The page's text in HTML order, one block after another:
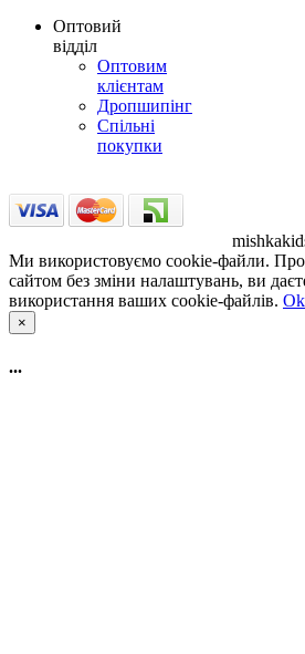
Оптовий
відділ
Оптовим
клієнтам
Дропшипінг
Спільні
покупки
Ми використовуємо cookie-файли.
сайтом без зміни налаштувань, ви
використання ваших cookie-файлів. Ok
×
...